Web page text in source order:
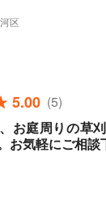
区
5.00 (5)
お庭周りの草
お気軽にご相談